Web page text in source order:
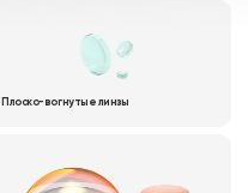
Плоско-вогнутые линзы